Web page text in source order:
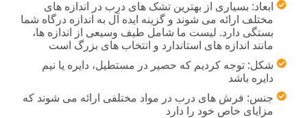
ابعاد: بسیاری از بهترین تشک های درب در اندازه های
مختلف ارائه می شوند و گزینه ایده آل به اندازه درگاه شما
بستگی دارد. لیست ما شامل طیف وسیعی از اندازه ها،
مانند اندازه های استاندارد و انتخاب های بزرگ است
شکل: توجه کردیم که حصیر در مستطیل، دایره یا نیم
دایره باشد
جنس: فرش های درب در مواد مختلفی ارائه می شوند که
مزایای خاص خود را دارد